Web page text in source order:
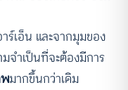
เอ็น และจากมุมของ
จำเป็นที่จะต้องมีการ
มากขึ้นกว่าเดิม